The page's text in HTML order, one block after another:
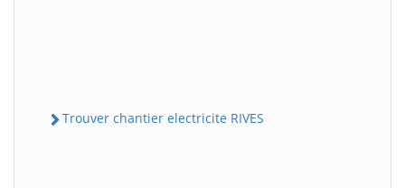
Trouver chantier electricite RIVES